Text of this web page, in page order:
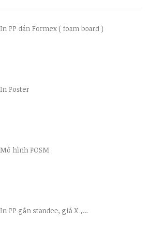
In PP dán Formex ( foam board )
In Poster
Mô hình POSM
In PP gắn standee, giá X ,...